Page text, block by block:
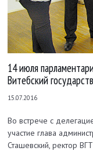
14 июля
Витебский
15.07.2016
Во встрече с
участие глава
Сташевский, ректор